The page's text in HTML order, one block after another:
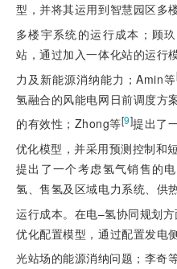
型，并将其运用到智慧园区多
多楼宇系统的运行成本；顾
站，通过加入一体化站的运行
力及新能源消纳能力；Amin等
氢融合的风能电网日前调度方
的有效性；Zhong等[9]提出了
优化模型，并采用预测控制和
提出了一个考虑氢气销售的
氢、售氢及区域电力系统、供
运行成本。在电–氢协同规划
优化配置模型，通过配置发电
光站场的能源消纳问题；李奇